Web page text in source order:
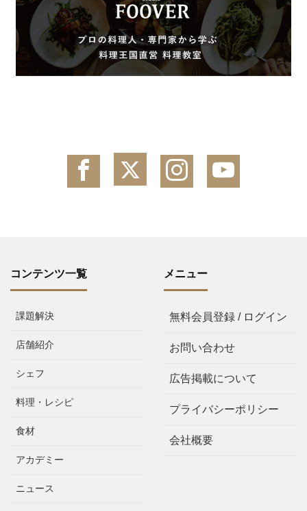
コンテンツ一覧
課題解決
店舗紹介
シェフ
料理・レシピ
食材
アカデミー
ニュース
メニュー
無料会員登録 / ログイン
お問い合わせ
広告掲載について
プライバシーポリシー
会社概要